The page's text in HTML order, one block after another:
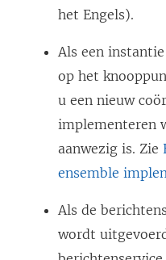
het Engels).
Als een
op het
u een nieuw
implementeren
aanwezig is. Zie
ensemble
Als de
wordt